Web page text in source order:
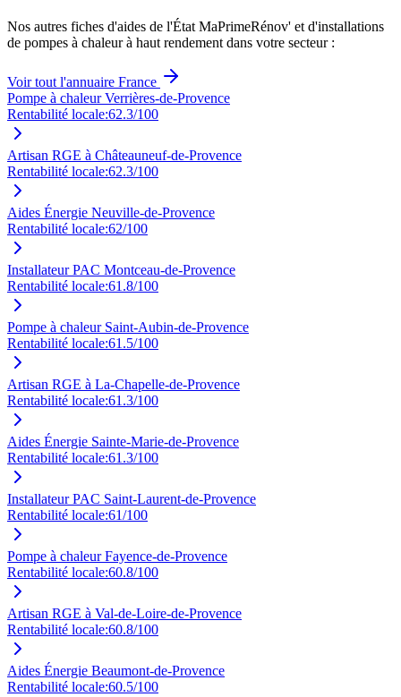
Nos autres fiches d'aides de l'État MaPrimeRénov' et d'installations
de pompes à chaleur à haut rendement dans votre secteur :
Voir tout l'annuaire France
Pompe à chaleur Verrières-de-Provence
Rentabilité locale:62.3/100
Artisan RGE à Châteauneuf-de-Provence
Rentabilité locale:62.3/100
Aides Énergie Neuville-de-Provence
Rentabilité locale:62/100
Installateur PAC Montceau-de-Provence
Rentabilité locale:61.8/100
Pompe à chaleur Saint-Aubin-de-Provence
Rentabilité locale:61.5/100
Artisan RGE à La-Chapelle-de-Provence
Rentabilité locale:61.3/100
Aides Énergie Sainte-Marie-de-Provence
Rentabilité locale:61.3/100
Installateur PAC Saint-Laurent-de-Provence
Rentabilité locale:61/100
Pompe à chaleur Fayence-de-Provence
Rentabilité locale:60.8/100
Artisan RGE à Val-de-Loire-de-Provence
Rentabilité locale:60.8/100
Aides Énergie Beaumont-de-Provence
Rentabilité locale:60.5/100